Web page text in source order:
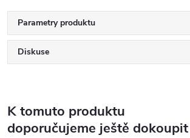
Parametry produktu
Diskuse
K tomuto produktu
doporučujeme ještě dokoupit